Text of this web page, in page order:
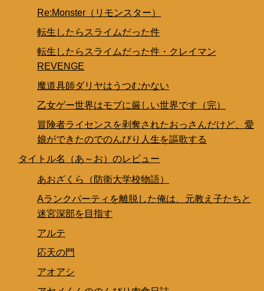
Re:Monster（リモンスター）
転生したらスライムだった件
転生したらスライムだった件・クレイマン
REVENGE
魔道具師ダリヤはうつむかない
乙女ゲー世界はモブに厳しい世界です（完）
冒険者ライセンスを剥奪されたおっさんだけど、愛
娘ができたのでのんびり人生を謳歌する
タイトル名（あ～お）のレビュー
あおざくら（防衛大学校物語）
Aランクパーティを離脱した俺は、元教え子たちと
迷宮深部を目指す
アルテ
応天の門
アオアシ